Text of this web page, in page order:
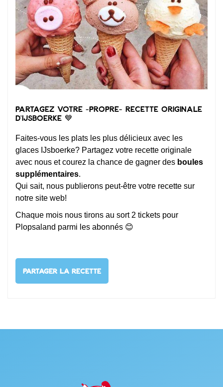
Partagez votre -PROPRE- recette originale
d'IJsboerke 💙
Faites-vous les plats les plus délicieux avec les
glaces IJsboerke? Partagez votre recette originale
avec nous et courez la chance de gagner des boules
supplémentaires.
Qui sait, nous publierons peut-être votre recette sur
notre site web!
Chaque mois nous tirons au sort 2 tickets pour
Plopsaland parmi les abonnés 😊
PARTAGER LA RECETTE